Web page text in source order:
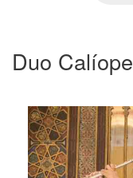
Duo Calíope